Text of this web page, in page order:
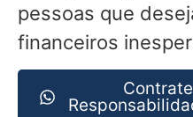
pessoas que
financeiros